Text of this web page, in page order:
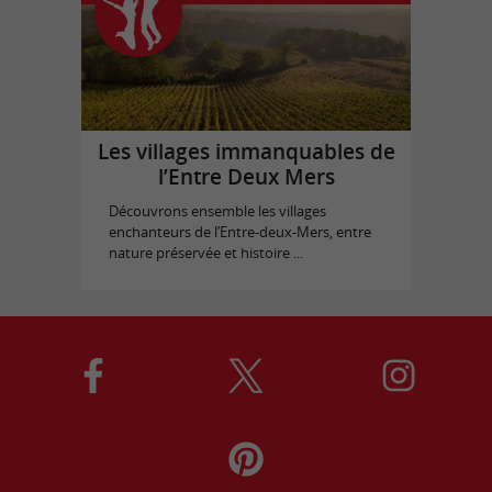
Les villages immanquables de
l’Entre Deux Mers
Découvrons ensemble les villages
enchanteurs de l’Entre-deux-Mers, entre
nature préservée et histoire ...